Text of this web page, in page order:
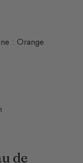
: Orange
de